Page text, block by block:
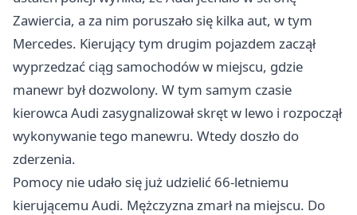
Zawiercia, a za nim poruszało się kilka aut, w tym
Mercedes. Kierujący tym drugim pojazdem zaczął
wyprzedzać ciąg samochodów w miejscu, gdzie
manewr był dozwolony. W tym samym czasie
kierowca Audi zasygnalizował skręt w lewo i rozpoczął
wykonywanie tego manewru. Wtedy doszło do
zderzenia.
Pomocy nie udało się już udzielić 66-letniemu
kierującemu Audi. Mężczyzna zmarł na miejscu. Do